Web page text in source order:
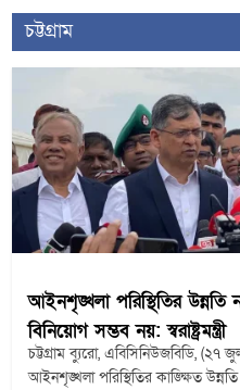
চট্টগ্রাম
আইনশৃঙ্খলা পরিস্থিতির উন্নতি
বিনিয়োগ সম্ভব নয়: স্বরাষ্ট্রমন্ত্রী
চট্টগ্রাম ব্যুরো, এবিসিনিউজবিডি, (২৭
আইনশৃঙ্খলা পরিস্থিতির কাঙ্ক্ষিত